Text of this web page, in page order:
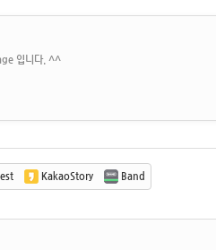
입니다. ^^
KakaoStory Band